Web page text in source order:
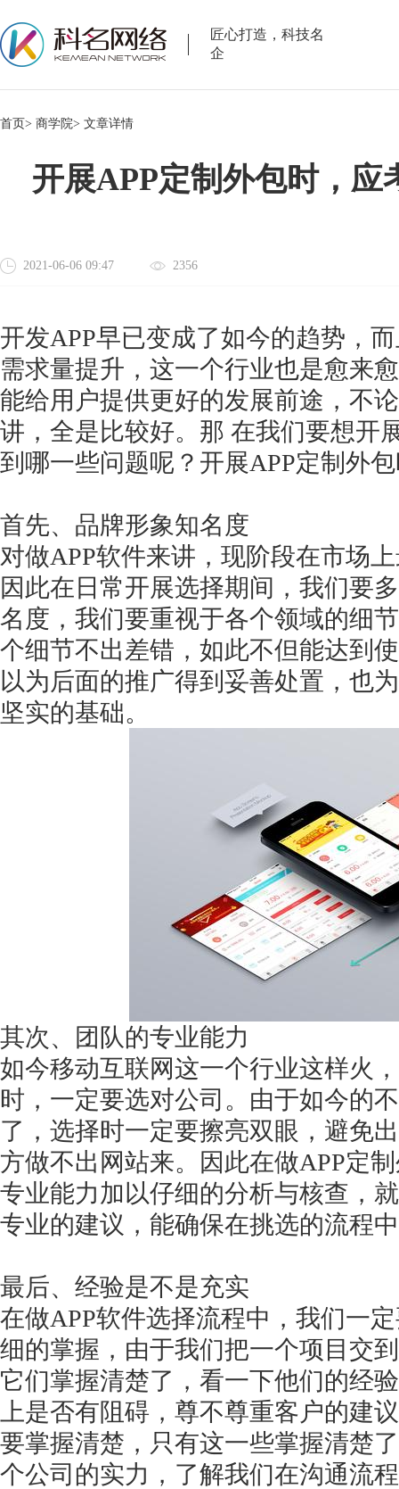
匠心打造，科技名
企
首页> 商学院> 文章详情
开展APP定制外包时，应
2021-06-06 09:47 2356
开发APP早已变成了如今的趋势，
需求量提升，这一个行业也是愈来
能给用户提供更好的发展前途，不
讲，全是比较好。那 在我们要想开
到哪一些问题呢？开展APP定制外
首先、品牌形象知名度
对做APP软件来讲，现阶段在市场
因此在日常开展选择期间，我们要
名度，我们要重视于各个领域的细
个细节不出差错，如此不但能达到
以为后面的推广得到妥善处置，也
坚实的基础。
其次、团队的专业能力
如今移动互联网这一个行业这样火
时，一定要选对公司。由于如今的
了，选择时一定要擦亮双眼，避免
方做不出网站来。因此在做APP定
专业能力加以仔细的分析与核查，
专业的建议，能确保在挑选的流程
最后、经验是不是充实
在做APP软件选择流程中，我们一
细的掌握，由于我们把一个项目交
它们掌握清楚了，看一下他们的经
上是否有阻碍，尊不尊重客户的建
要掌握清楚，只有这一些掌握清楚
个公司的实力，了解我们在沟通流
获得产品报价方案
1万个想法不如1次的方案落地
扫码沟通